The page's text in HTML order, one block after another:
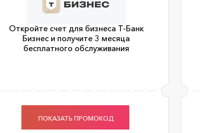
Откройте счет для бизнеса Т-Банк
Бизнес и получите 3 месяца
бесплатного обслуживания
ПОКАЗАТЬ ПРОМОКОД